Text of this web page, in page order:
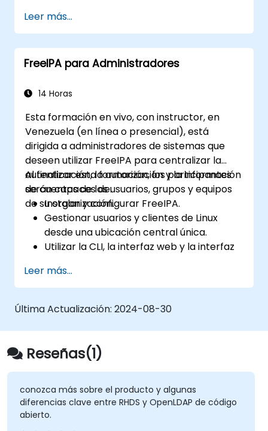
Aprender a configurar el servidor de
directorio mediante la consola web y la
línea de comandos (CLI).
Configurar y monitorear la replicación
equilibrar la carga.
SSSD para obtener un mejor rendimiento.
Integrar el Servidor de Directorio 389 con
Microsoft Active Directory.
Leer más...
FreeIPA para Administradores
14 Horas
Esta formación en vivo, con instructor, en
Venezuela (en línea o presencial), está
dirigida a administradores de sistemas que
deseen utilizar FreeIPA para centralizar la
autenticación, la autorización y la información
de cuentas de los usuarios, grupos y equipos
de su organización.
Al finalizar esta formación, los participantes
serán capaces de:
Instalar y configurar FreeIPA.
Gestionar usuarios y clientes de Linux
desde una ubicación central única.
Utilizar la CLI, la interfaz web y la interfaz
gestionar permisos.
Habilitar el inicio de sesión único (Single
Sign On) en todos los sistemas, servicios y
Integrar FreeIPA con el Active Directory
de Windows.
Realizar copias de seguridad, replicación y
migración de un servidor FreeIPA.
Leer más...
Última Actualización: 2024-08-30
Reseñas(1)
conozca más sobre el producto y algunas
diferencias clave entre RHDS y OpenLDAP de código
abierto.